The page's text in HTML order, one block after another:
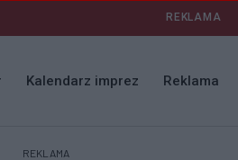
REKLAMA
Kalendarz imprez Reklama
REKLAMA